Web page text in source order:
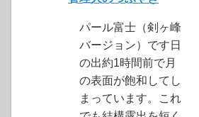
パール富士（剣ヶ峰
バージョン）です日
の出約1時間前で月
の表面が飽和してし
まっています。これ